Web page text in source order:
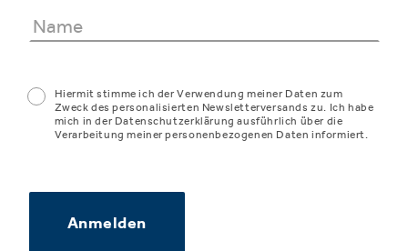
Hiermit stimme ich der Verwendung meiner Daten zum
Zweck des personalisierten Newsletterversands zu. Ich habe
mich in der Datenschutzerklärung ausführlich über die
Verarbeitung meiner personenbezogenen Daten informiert.
Anmelden